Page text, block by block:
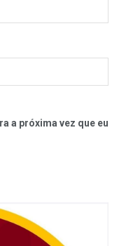
a próxima vez que eu